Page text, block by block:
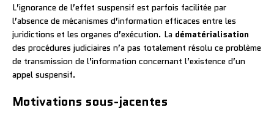
L’ignorance de l’effet suspensif est parfois facilitée par
l’absence de mécanismes d’information efficaces entre les
juridictions et les organes d’exécution. La dématérialisation
des procédures judiciaires n’a pas totalement résolu ce problème
de transmission de l’information concernant l’existence d’un
appel suspensif.
Motivations sous-jacentes